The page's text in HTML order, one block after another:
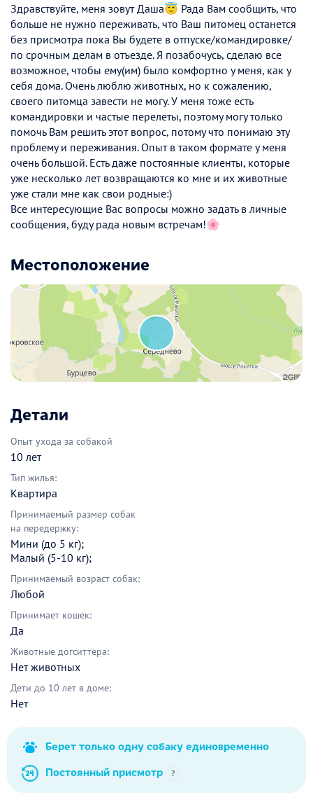
Здравствуйте, меня зовут Даша😇 Рада Вам сообщить, что
больше не нужно переживать, что Ваш питомец останется
без присмотра пока Вы будете в отпуске/командировке/
по срочным делам в отъезде. Я позабочусь, сделаю все
возможное, чтобы ему(им) было комфортно у меня, как у
себя дома. Очень люблю животных, но к сожалению,
своего питомца завести не могу. У меня тоже есть
командировки и частые перелеты, поэтому могу только
помочь Вам решить этот вопрос, потому что понимаю эту
проблему и переживания. Опыт в таком формате у меня
очень большой. Есть даже постоянные клиенты, которые
уже несколько лет возвращаются ко мне и их животные
уже стали мне как свои родные:)
Все интересующие Вас вопросы можно задать в личные
сообщения, буду рада новым встречам!🌸
Местоположение
Детали
Опыт ухода за собакой
10 лет
Тип жилья:
Квартира
Принимаемый размер собак
на передержку:
Мини (до 5 кг);
Малый (5-10 кг);
Принимаемый возраст собак:
Любой
Принимает кошек:
Да
Животные догситтера:
Нет животных
Дети до 10 лет в доме:
Нет
Берет только одну собаку единовременно
Постоянный присмотр
?